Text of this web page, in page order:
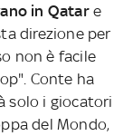
in Qatare
direzione per
non è facile
Conte ha
solo i giocatori
del Mondo,